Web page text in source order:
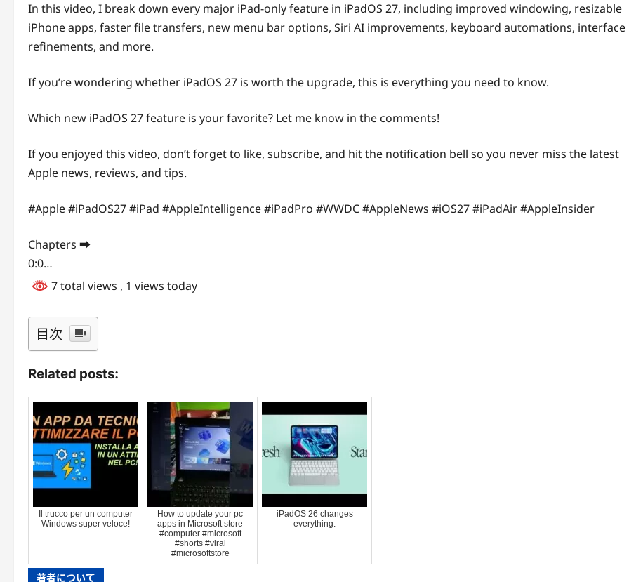
In this video, I break down every major iPad-only feature in iPadOS 27, including improved windowing, resizable
iPhone apps, faster file transfers, new menu bar options, Siri AI improvements, keyboard automations, interface
refinements, and more.
If you’re wondering whether iPadOS 27 is worth the upgrade, this is everything you need to know.
Which new iPadOS 27 feature is your favorite? Let me know in the comments!
If you enjoyed this video, don’t forget to like, subscribe, and hit the notification bell so you never miss the latest
Apple news, reviews, and tips.
#Apple #iPadOS27 #iPad #AppleIntelligence #iPadPro #WWDC #AppleNews #iOS27 #iPadAir #AppleInsider
Chapters ➡
0:0…
7 total views , 1 views today
目次
Related posts:
Il trucco per un computer
Windows super veloce!
How to update your pc
apps in Microsoft store
#computer #microsoft
#shorts #viral
#microsoftstore
iPadOS 26 changes
everything.
著者について